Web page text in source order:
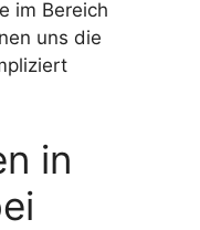
im Bereich
uns die
in